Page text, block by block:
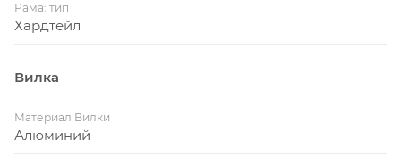
Рама: тип
Хардтейл
Вилка
Материал Вилки
Алюминий